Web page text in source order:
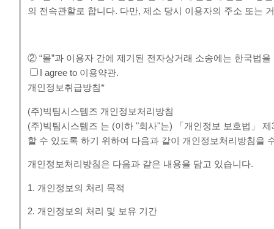
의 전속관할로 합니다. 다만, 제소 당시 이용자의 주소 또는
② “몰”과 이용자 간에 제기된 전자상거래 소송에는 한국법을
I agree to 이용약관.
개인정보취급방침*
(주)빅팀시스템즈 개인정보처리방침
(주)빅팀시스템즈 는 (이하 "회사"는) 「개인정보 보호법」
할 수 있도록 하기 위하여 다음과 같이 개인정보처리방침을
개인정보처리방침은 다음과 같은 내용을 담고 있습니다.
1. 개인정보의 처리 목적
2. 개인정보의 처리 및 보유 기간